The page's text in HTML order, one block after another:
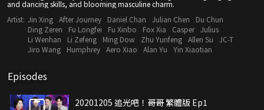
and dancing skills, and blooming masculine charm.
Artist: Jin Xing After Journey Daniel Chan Julian Chen
Du Chun
Ding Zeren
Fu Longfei Fu Xinbo Fox Xia Casper Julius
Li Wenhan
Li Zefeng Ming Dow Zhu Yunfeng Allen Su
JC-T
Jiro Wang
Humphrey Aero Xiao Alan Yu Yin Xiaotian
Episodes
20201205 追光吧！哥哥 繁體版 Ep1